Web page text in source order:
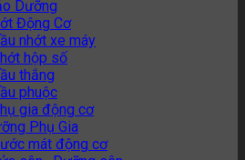
Dưỡng
Động Cơ
nhớt xe máy
hộp số
thắng
phuộc
gia động cơ
Phụ Gia
mát động cơ